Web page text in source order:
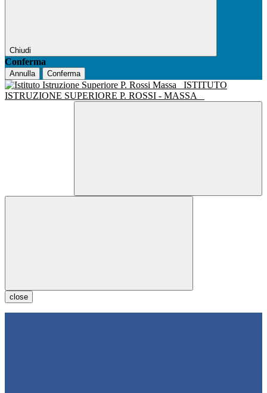
Chiudi
Conferma
Annulla Conferma
ISTITUTO
ISTRUZIONE SUPERIORE P. ROSSI - MASSA
close